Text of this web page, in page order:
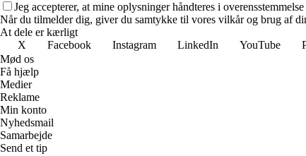
Jeg accepterer, at mine oplysninger håndteres i
Når du tilmelder dig, giver du samtykke til vores vilkår og brug af
At dele er kærligt
X
Facebook Instagram LinkedIn YouTube
Mød os
Få hjælp
Medier
Reklame
Min konto
Nyhedsmail
Samarbejde
Send et tip